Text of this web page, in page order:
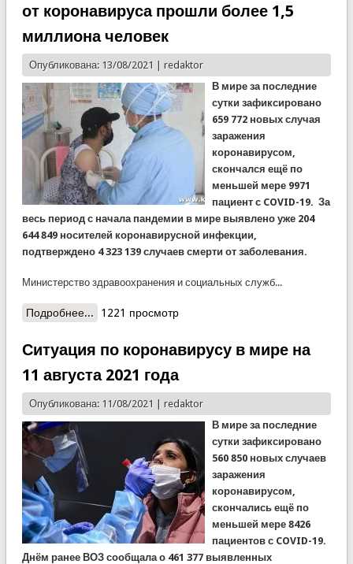
от коронавируса прошли более 1,5
миллиона человек
Опубликована: 13/08/2021 | redaktor
В мире за последние
сутки зафиксировано
659 772 новых случая
заражения
коронавирусом,
скончался ещё по
меньшей мере 9971
пациент с COVID-19. За
весь период с начала пандемии в мире выявлено уже 204
644 849 носителей коронавирусной инфекции,
подтверждено 4 323 139 случаев смерти от заболевания.
Министерство здравоохранения и социальных служб...
Подробнее... о Ситуация по коронавирусу в Таджикистане и
вакцинацию от коронавируса прошли более 1,5
миллиона человек
1221 просмотр
Ситуация по коронавирусу в мире на
11 августа 2021 года
Опубликована: 11/08/2021 | redaktor
В мире за последние
сутки зафиксировано
560 850 новых случаев
заражения
коронавирусом,
скончались ещё по
меньшей мере 8426
пациентов с COVID-19.
Днём ранее ВОЗ сообщала о 461 377 выявленных